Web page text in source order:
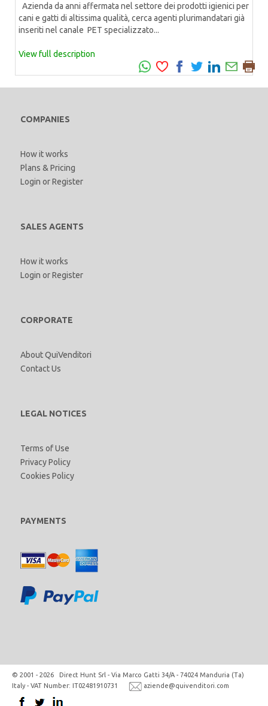
Azienda da anni affermata nel settore dei prodotti igienici per
cani e gatti di altissima qualità, cerca agenti plurimandatari già
inseriti nel canale PET specializzato...
View full description
COMPANIES
How it works
Plans & Pricing
Login orRegister
SALES AGENTS
How it works
Login orRegister
CORPORATE
About QuiVenditori
Contact Us
LEGAL NOTICES
Terms of Use
Privacy Policy
Cookies Policy
PAYMENTS
© 2001 - 2026 Direct Hunt Srl - Via Marco Gatti 34/A - 74024 Manduria (Ta)
Italy - VAT Number: IT02481910731
aziende@quivenditori.com